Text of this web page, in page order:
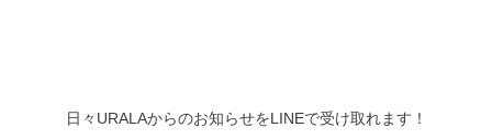
日々URALAからのお知らせをLINEで受け取れます！